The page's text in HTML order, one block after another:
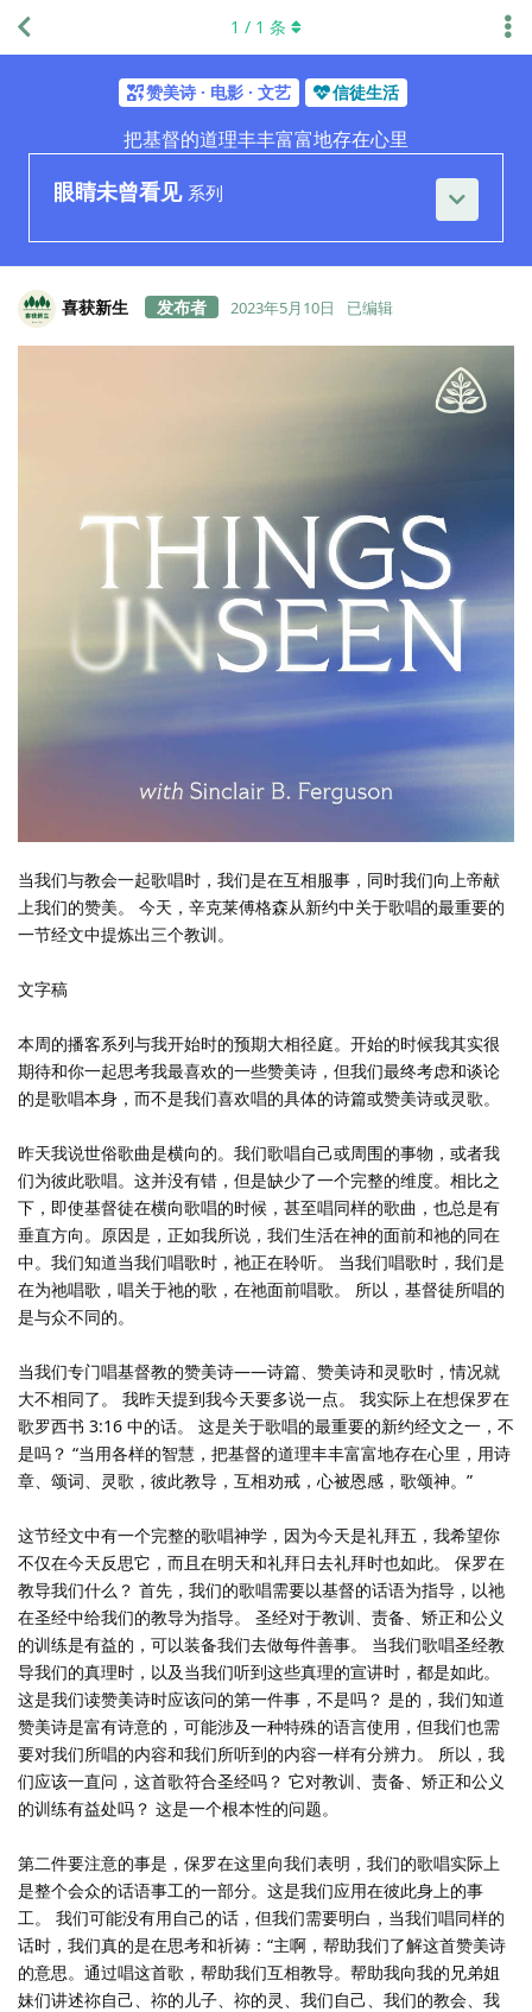
赞美诗 · 电影 · 文艺 信徒生活
把基督的道理丰丰富富地存在心里
眼睛未曾看见 系列
1 / 1 条
喜获新生 2023年5月10日 已编辑
当我们与教会一起歌唱时，我们是在互相服事，同时我们向上帝献
上我们的赞美。 今天，辛克莱傅格森从新约中关于歌唱的最重要的
一节经文中提炼出三个教训。
文字稿
本周的播客系列与我开始时的预期大相径庭。开始的时候我其实很
期待和你一起思考我最喜欢的一些赞美诗，但我们最终考虑和谈论
的是歌唱本身，而不是我们喜欢唱的具体的诗篇或赞美诗或灵歌。
昨天我说世俗歌曲是横向的。我们歌唱自己或周围的事物，或者我
们为彼此歌唱。这并没有错，但是缺少了一个完整的维度。相比之
下，即使基督徒在横向歌唱的时候，甚至唱同样的歌曲，也总是有
垂直方向。原因是，正如我所说，我们生活在神的面前和祂的同在
中。我们知道当我们唱歌时，祂正在聆听。 当我们唱歌时，我们是
在为祂唱歌，唱关于祂的歌，在祂面前唱歌。 所以，基督徒所唱的
是与众不同的。
当我们专门唱基督教的赞美诗——诗篇、赞美诗和灵歌时，情况就
大不相同了。 我昨天提到我今天要多说一点。 我实际上在想保罗在
歌罗西书 3:16 中的话。 这是关于歌唱的最重要的新约经文之一，不
是吗？ “当用各样的智慧，把基督的道理丰丰富富地存在心里，用诗
章、颂词、灵歌，彼此教导，互相劝戒，心被恩感，歌颂神。”
这节经文中有一个完整的歌唱神学，因为今天是礼拜五，我希望你
不仅在今天反思它，而且在明天和礼拜日去礼拜时也如此。 保罗在
教导我们什么？ 首先，我们的歌唱需要以基督的话语为指导，以祂
在圣经中给我们的教导为指导。 圣经对于教训、责备、矫正和公义
的训练是有益的，可以装备我们去做每件善事。 当我们歌唱圣经教
导我们的真理时，以及当我们听到这些真理的宣讲时，都是如此。
这是我们读赞美诗时应该问的第一件事，不是吗？ 是的，我们知道
赞美诗是富有诗意的，可能涉及一种特殊的语言使用，但我们也需
要对我们所唱的内容和我们所听到的内容一样有分辨力。 所以，我
们应该一直问，这首歌符合圣经吗？ 它对教训、责备、矫正和公义
的训练有益处吗？ 这是一个根本性的问题。
第二件要注意的事是，保罗在这里向我们表明，我们的歌唱实际上
是整个会众的话语事工的一部分。这是我们应用在彼此身上的事
工。 我们可能没有用自己的话，但我们需要明白，当我们唱同样的
话时，我们真的是在思考和祈祷：“主啊，帮助我们了解这首赞美诗
的意思。通过唱这首歌，帮助我们互相教导。帮助我向我的兄弟姐
妹们讲述祢自己、祢的儿子、祢的灵、我们自己、我们的教会、我